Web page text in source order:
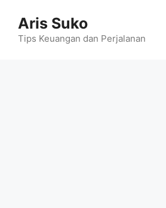
content
Aris Suko
Tips Keuangan dan Perjalanan